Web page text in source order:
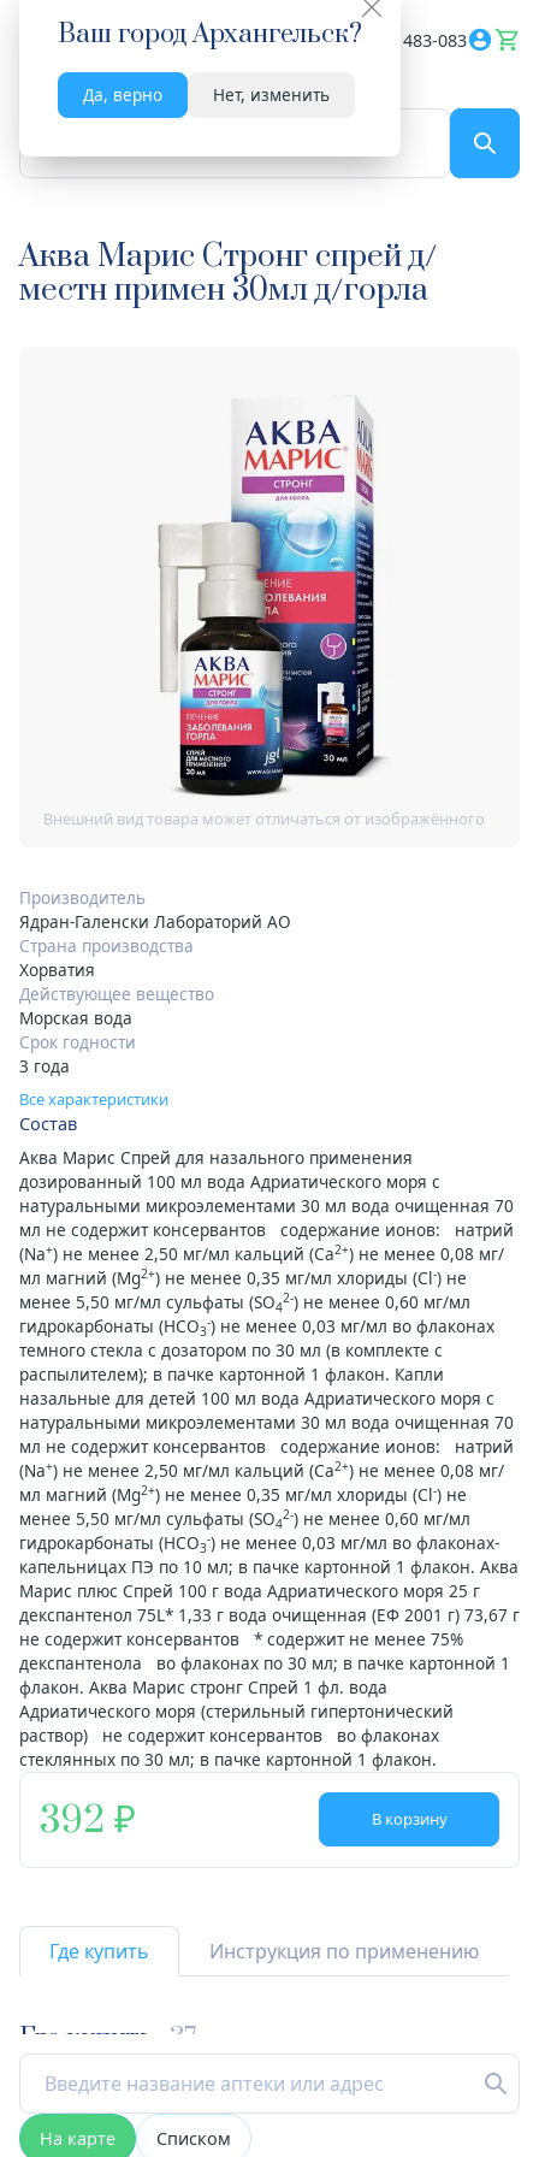
Ваш городАрхангельск?
Да, верно Нет, изменить
Весь сайт 8182 483-083
Аква Марис Стронг спрей д/
местн примен 30мл д/горла
Производитель
Ядран-Галенски Лабораторий АО
Страна производства
Хорватия
Действующее вещество
Морская вода
Срок годности
3 года
Все характеристики
Состав
Аква Марис Спрей для назального применения
дозированный 100 мл вода Адриатического моря с
натуральными микроэлементами 30 мл вода очищенная 70
мл не содержит консервантов содержание ионов: натрий
(Na+) не менее 2,50 мг/мл кальций (Ca2+) не менее 0,08 мг/
мл магний (Mg2+) не менее 0,35 мг/мл хлориды (Cl-) не
менее 5,50 мг/мл сульфаты (SO4
2-) не менее 0,60 мг/мл
гидрокарбонаты (HCO3
-) не менее 0,03 мг/мл во флаконах
темного стекла с дозатором по 30 мл (в комплекте с
распылителем); в пачке картонной 1 флакон. Капли
назальные для детей 100 мл вода Адриатического моря с
натуральными микроэлементами 30 мл вода очищенная 70
мл не содержит консервантов содержание ионов: натрий
(Na+) не менее 2,50 мг/мл кальций (Ca2+) не менее 0,08 мг/
мл магний (Mg2+) не менее 0,35 мг/мл хлориды (Cl-) не
менее 5,50 мг/мл сульфаты (SO4
2-) не менее 0,60 мг/мл
гидрокарбонаты (HCO3
-) не менее 0,03 мг/мл во флаконах-
капельницах ПЭ по 10 мл; в пачке картонной 1 флакон. Аква
Марис плюс Спрей 100 г вода Адриатического моря 25 г
декспантенол 75L* 1,33 г вода очищенная (ЕФ 2001 г) 73,67 г
не содержит консервантов * содержит не менее 75%
декспантенола во флаконах по 30 мл; в пачке картонной 1
флакон. Аква Марис стронг Спрей 1 фл. вода
Адриатического моря (стерильный гипертонический
раствор) не содержит консервантов во флаконах
стеклянных по 30 мл; в пачке картонной 1 флакон.
392 В корзину
Где купить Инструкция по применению
Где купить 37
На карте Списком